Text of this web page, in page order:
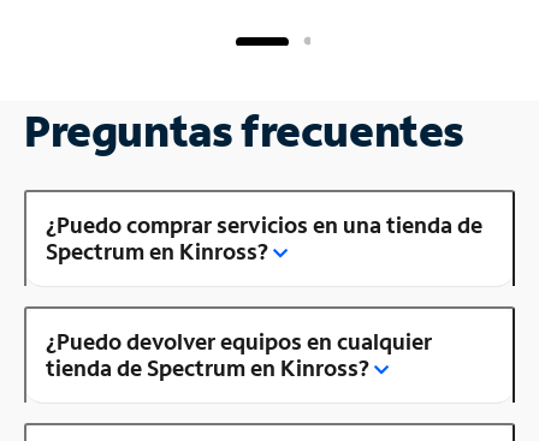
Preguntas frecuentes
¿Puedo comprar servicios en una tienda de
Spectrum en Kinross?
¿Puedo devolver equipos en cualquier
tienda de Spectrum en Kinross?